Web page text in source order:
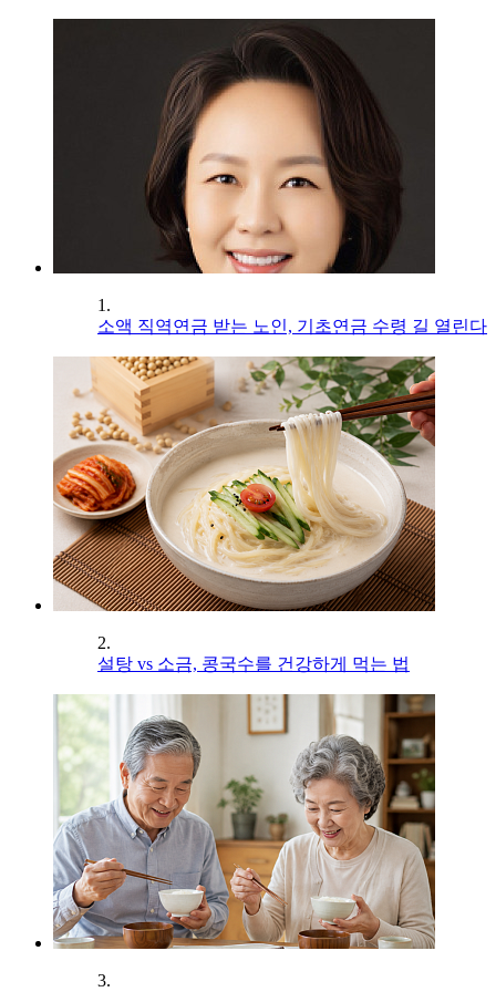
1.
소액 직역연금 받는 노인, 기초연금 수령 길 열린다
2.
설탕 vs 소금, 콩국수를 건강하게 먹는 법
3.